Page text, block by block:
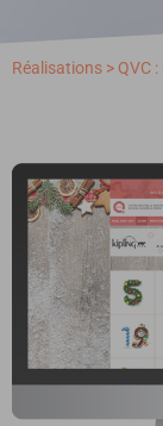
Réalisations > QVC